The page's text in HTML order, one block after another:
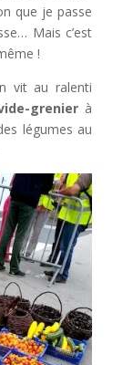
que je passe
Mais c’est
!
vit au ralenti
grenier à
légumes au